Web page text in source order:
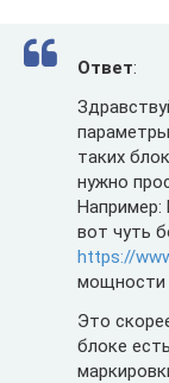
Ответ:
таких
нужно
Например:
вот чуть
https://
мощности
Это
блоке